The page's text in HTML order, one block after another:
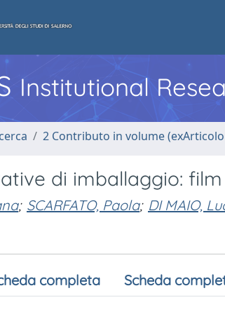
Institutional
2 Contributo in volume
di imballaggio:
; SCARFATO, Paola; DI MAIO,
completa Scheda